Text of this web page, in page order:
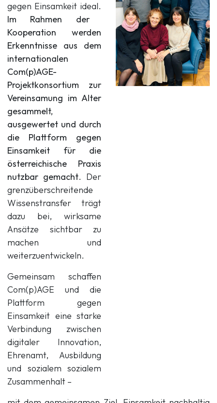
gegen Einsamkeit ideal.
Im Rahmen der
Kooperation werden
Erkenntnisse aus dem
internationalen
Com(p)AGE-
Projektkonsortium zur
Vereinsamung im Alter
gesammelt,
ausgewertet und durch
die Plattform gegen
Einsamkeit für die
österreichische Praxis
nutzbar gemacht. Der
grenzüberschreitende
Wissenstransfer trägt
dazu bei, wirksame
Ansätze sichtbar zu
machen und
weiterzuentwickeln.
Gemeinsam schaffen
Com(p)AGE und die
Plattform gegen
Einsamkeit eine starke
Verbindung zwischen
digitaler Innovation,
Ehrenamt, Ausbildung
und sozialem sozialem
Zusammenhalt –